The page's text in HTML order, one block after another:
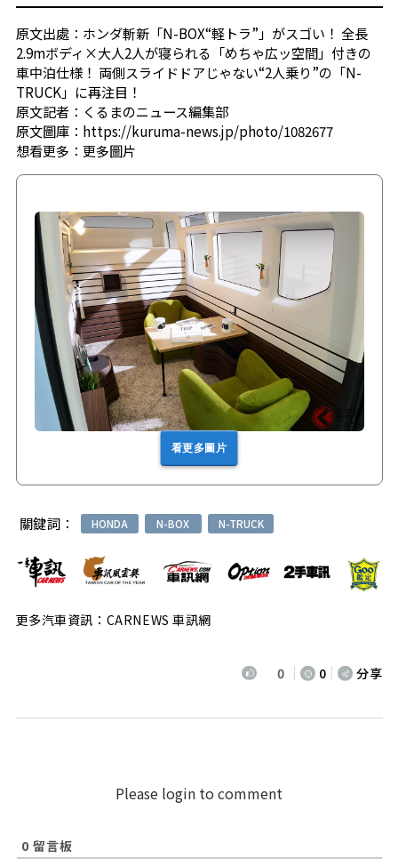
原文出處：ホンダ斬新「N-BOX“軽トラ”」がスゴい！ 全長
2.9mボディ×大人2人が寝られる「めちゃ広ッ空間」付きの
車中泊仕様！ 両側スライドドアじゃない“2人乗り”の「N-
TRUCK」に再注目！
原文記者：くるまのニュース編集部
原文圖庫：https://kuruma-news.jp/photo/1082677
想看更多： 更多圖片
看更多圖片
關鍵詞： HONDA N-BOX N-TRUCK
更多汽車資訊：CARNEWS 車訊網
0 0 分享
Please login to comment
0 留言板